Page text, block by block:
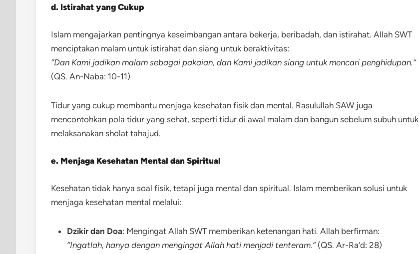
d. Istirahat yang Cukup
Islam mengajarkan pentingnya keseimbangan antara bekerja, beribadah, dan istirahat. Allah SWT
menciptakan malam untuk istirahat dan siang untuk beraktivitas:
“Dan Kami jadikan malam sebagai pakaian, dan Kami jadikan siang untuk mencari penghidupan.”
(QS. An-Naba: 10-11)
Tidur yang cukup membantu menjaga kesehatan fisik dan mental. Rasulullah SAW juga
mencontohkan pola tidur yang sehat, seperti tidur di awal malam dan bangun sebelum subuh untuk
melaksanakan sholat tahajud.
e. Menjaga Kesehatan Mental dan Spiritual
Kesehatan tidak hanya soal fisik, tetapi juga mental dan spiritual. Islam memberikan solusi untuk
menjaga kesehatan mental melalui:
Dzikir dan Doa: Mengingat Allah SWT memberikan ketenangan hati. Allah berfirman:
“Ingatlah, hanya dengan mengingat Allah hati menjadi tenteram.”(QS. Ar-Ra’d: 28)